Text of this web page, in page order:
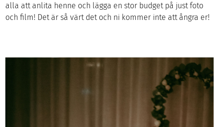
alla att anlita henne och lägga en stor budget på just foto
och film! Det är så värt det och ni kommer inte att ångra er!